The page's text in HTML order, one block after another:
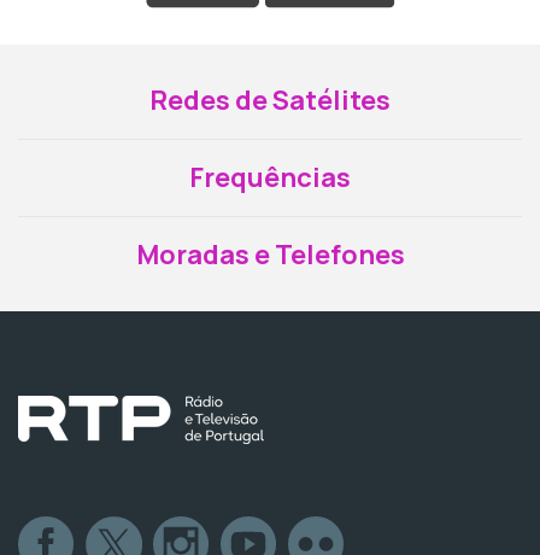
Redes de Satélites
Frequências
Moradas e Telefones